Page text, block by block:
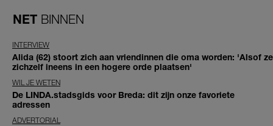
NET BINNEN
INTERVIEW
Alida (62) stoort zich aan vriendinnen die oma worden: 'Alsof ze
zichzelf ineens in een hogere orde plaatsen'
WIL JE WETEN
De LINDA.stadsgids voor Breda: dit zijn onze favoriete
adressen
ADVERTORIAL